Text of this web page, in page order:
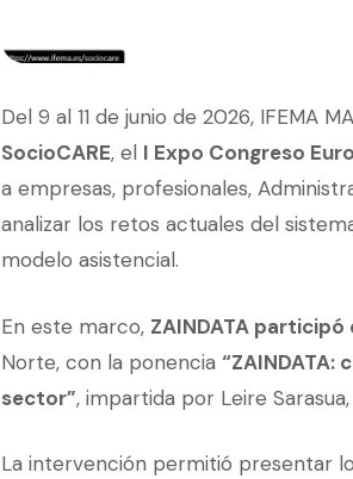
Del 9 al 11 de junio de 2026, IFEMA
SocioCARE, el I Expo Congreso
a empresas, profesionales,
analizar los retos actuales del
modelo asistencial.
En este marco, ZAINDATA participó
Norte, con la ponencia
sector”, impartida por Leire
La intervención permitió presentar